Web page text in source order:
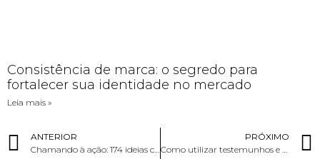
Consistência de marca: o segredo para
fortalecer sua identidade no mercado
Leia mais »
ANTERIOR
Chamando à ação: 174 ideias criativas de CTA para redes sociais
PRÓXIMO
Como utilizar testemunhos e avaliações para reforçar sua marca